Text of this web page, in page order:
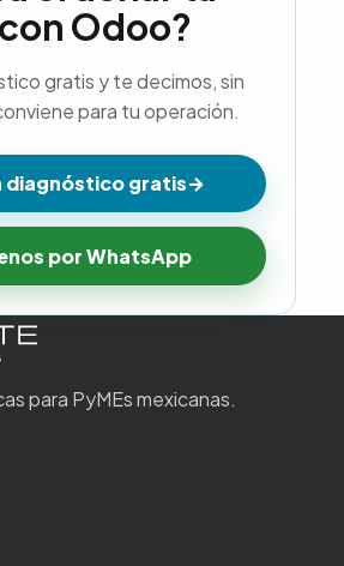
Odoo?
gratis y te decimos, sin
para tu operación.
diagnóstico gratis→
por WhatsApp
para PyMEs mexicanas.